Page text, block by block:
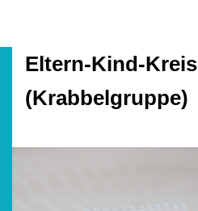
Eltern-Kind-Kreis
(Krabbelgruppe)